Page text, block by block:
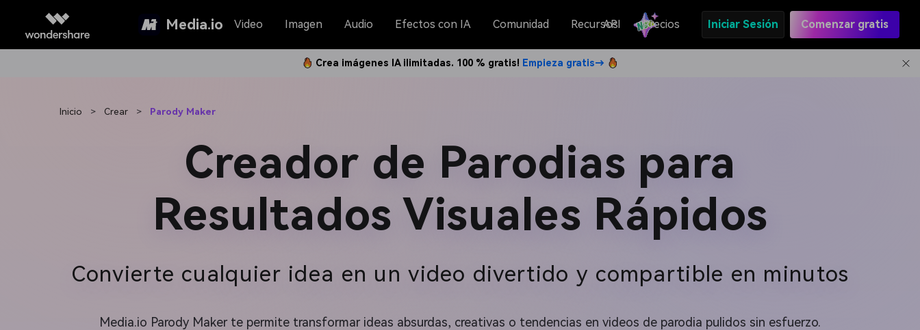
Media.io Video Imagen Audio Efectos con IA Comunidad Recursos
API Precios Iniciar Sesión Comenzar gratis
Crea imágenes IA ilimitadas. 100 % gratis! Empieza gratis→
Inicio > Crear > Parody Maker
Creador de Parodias para
Resultados Visuales Rápidos
Convierte cualquier idea en un video divertido y compartible en minutos
Media.io Parody Maker te permite transformar ideas absurdas, creativas o tendencias en videos de parodia pulidos sin esfuerzo.